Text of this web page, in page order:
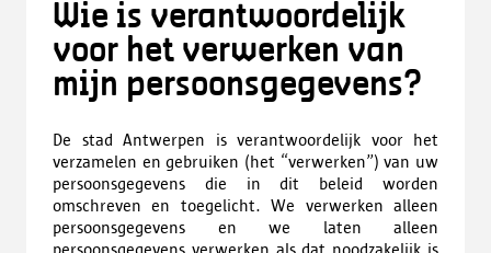
Wie is verantwoordelijk
voor het verwerken van
mijn persoonsgegevens?
De stad Antwerpen is verantwoordelijk voor het
verzamelen en gebruiken (het “verwerken”) van uw
persoonsgegevens die in dit beleid worden
omschreven en toegelicht. We verwerken alleen
persoonsgegevens en we laten alleen
persoonsgegevens verwerken als dat noodzakelijk is